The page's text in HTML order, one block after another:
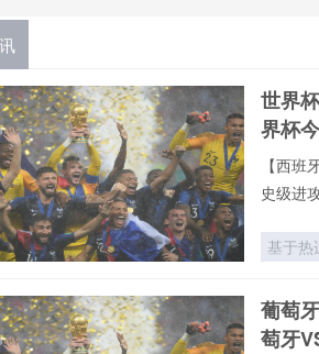
世界
界杯
【西班
史级进
基于热
靠性增
面向
葡萄
萄牙